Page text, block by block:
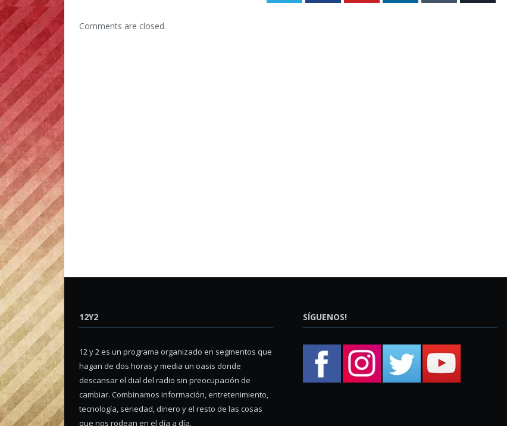
Comments are closed.
12Y2
12 y 2 es un programa organizado en segmentos que
hagan de dos horas y media un oasis donde
descansar el dial del radio sin preocupación de
cambiar. Combinamos información, entretenimiento,
tecnología, seriedad, dinero y el resto de las cosas
que nos rodean en el día a día.
SÍGUENOS!